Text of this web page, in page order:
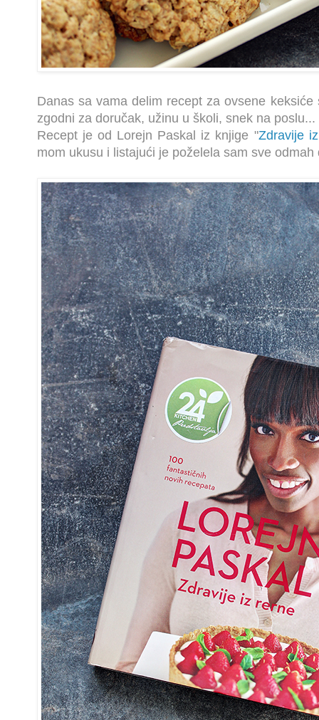
Danas sa vama delim recept za ovsene
zgodni za doručak, užinu u školi, snek na poslu...
Recept je od Lorejn Paskal iz knjige "Zdravije
mom ukusu i listajući je poželela sam sve odmah